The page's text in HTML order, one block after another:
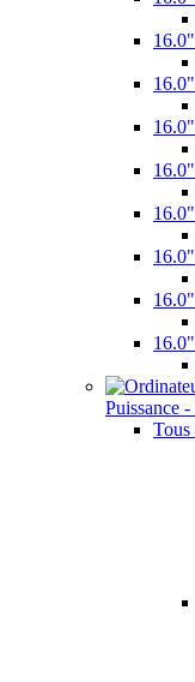
Puissance
Tous